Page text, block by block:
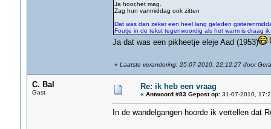
Ja hoor,het mag.
Zag hun vanmiddag ook zitten
Dat was dan zeker een heel lang geleden
Foutje in de tekst tegenwoordig als het warm is draag
Ja dat was een pikheetje eleje Aad (1953)
« Laatste verandering: 25-07-2010, 22:12:27 door
C. Bal
Gast
Re: ik heb een vraag
« Antwoord #83 Gepost op:31-07-2010,
In de wandelgangen hoorde ik vertellen dat